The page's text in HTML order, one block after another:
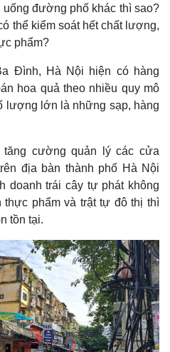
Dấu ấn VOV
Việc làm
Biển đảo
đường phố khác thì sao?
thể kiểm soát hết chất lượng,
phẩm?
Đình, Hà Nội hiện có hàng
hoa quả theo nhiều quy mô
lượng lớn là những sạp, hàng
cường quản lý các cửa
địa bàn thành phố Hà Nội
doanh trái cây tự phát không
thực phẩm và trật tự đô thị thì
tồn tại.